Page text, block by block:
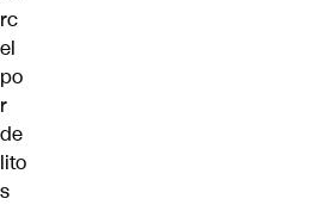
rc
el
po
r
de
lito
s